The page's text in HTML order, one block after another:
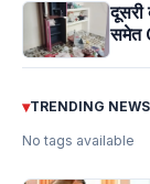
दूसरी
समेत
▾TRENDING NEWS
No tags available